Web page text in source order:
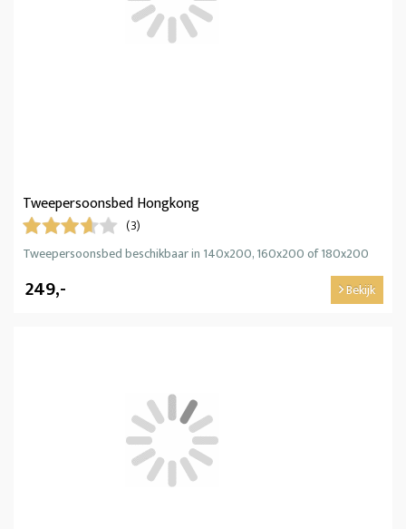
Tweepersoonsbed Hongkong
(3)
Tweepersoonsbed beschikbaar in 140x200, 160x200 of 180x200
249,- Bekijk